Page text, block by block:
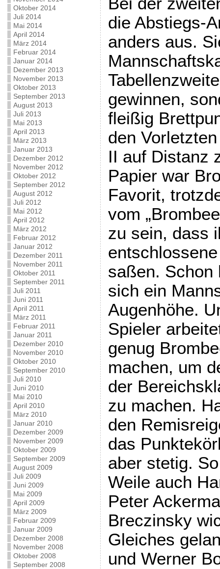
Oktober 2014
Juli 2014
Mai 2014
April 2014
März 2014
Februar 2014
Januar 2014
Dezember 2013
November 2013
Oktober 2013
September 2013
August 2013
Juli 2013
Mai 2013
April 2013
März 2013
Januar 2013
Dezember 2012
November 2012
Oktober 2012
September 2012
August 2012
Juli 2012
Mai 2012
April 2012
März 2012
Februar 2012
Januar 2012
Dezember 2011
November 2011
Oktober 2011
September 2011
Juli 2011
Juni 2011
April 2011
März 2011
Februar 2011
Januar 2011
Dezember 2010
November 2010
Oktober 2010
September 2010
Juli 2010
Juni 2010
Mai 2010
April 2010
März 2010
Januar 2010
Dezember 2009
November 2009
Oktober 2009
September 2009
August 2009
Juli 2009
Juni 2009
Mai 2009
April 2009
März 2009
Februar 2009
Januar 2009
Dezember 2008
November 2008
Oktober 2008
September 2008
die Abstiegs-
anders aus.
gewinnen,
fleißig
den
II auf Distanz
Papier war
Favorit,
vom
zu sein, dass
saßen. Schon
sich ein
Augenhöhe.
Spieler
genug
machen, um
der
zu machen.
den
das
aber stetig.
Weile auch
Peter
Breczinsky
Gleiches
und Werner